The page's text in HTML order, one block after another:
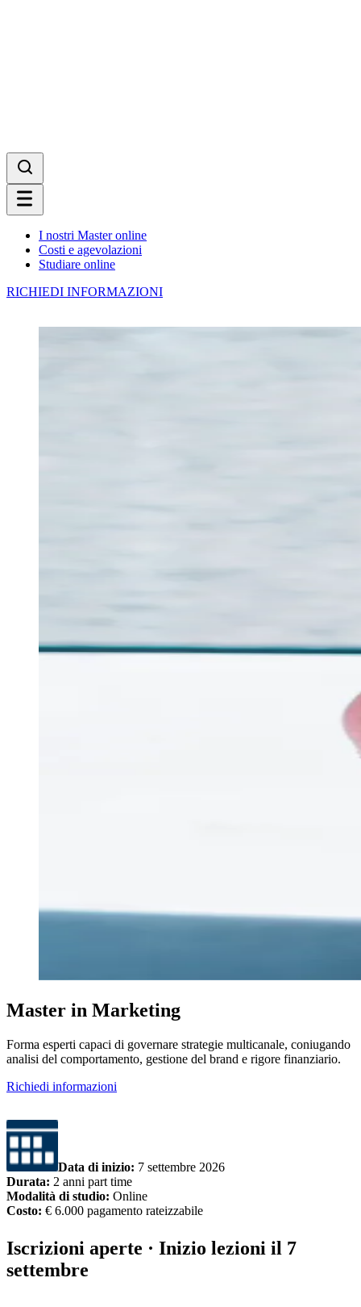
I nostri Master online
Costi e agevolazioni
Studiare online
RICHIEDI INFORMAZIONI
Master in Marketing
Forma esperti capaci di governare strategie multicanale, coniugando
analisi del comportamento, gestione del brand e rigore finanziario.
Richiedi informazioni
Data di inizio: 7 settembre 2026
Durata: 2 anni part time
Modalità di studio: Online
Costo: € 6.000 pagamento rateizzabile
Iscrizioni aperte · Inizio lezioni il 7
settembre